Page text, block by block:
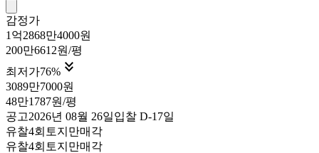
감정가
1억2868만4000원
200만6612원/평
최저가76% 
3089만7000원
48만1787원/평
공고2026년 08월 26일입찰 D-17일
유찰4회 토지만매각
유찰4회 토지만매각